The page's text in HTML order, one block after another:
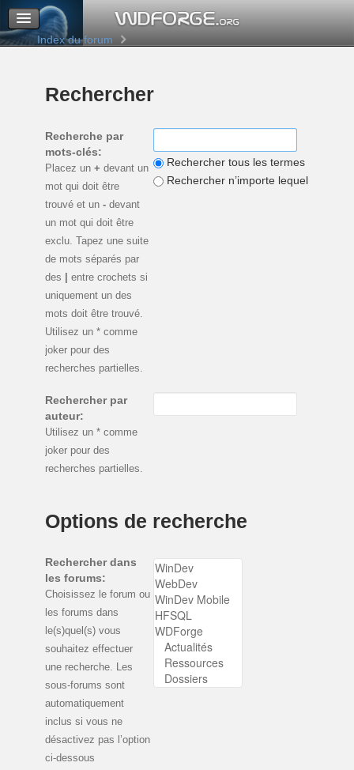
M’enregistrer
Connexion
Index du forum
Rechercher
Recherche par
mots-clés:
Placez un + devant un
mot qui doit être
trouvé et un -devant
un mot qui doit être
exclu. Tapez une suite
de mots séparés par
des
entre crochets si
uniquement un des
mots doit être trouvé.
Utilisez un * comme
joker pour des
recherches partielles.
Rechercher tous les termes
Rechercher n’importe lequel de ces
Rechercher par
auteur:
Utilisez un * comme
joker pour des
recherches partielles.
Options de recherche
Rechercher dans
les forums:
Choisissez le forum ou
les forums dans
le(s)quel(s) vous
souhaitez effectuer
une recherche. Les
sous-forums sont
automatiquement
inclus si vous ne
désactivez pas l’option
ci-dessous